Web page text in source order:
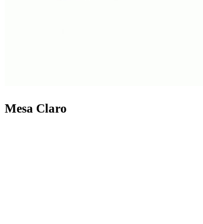
Mesa Claro